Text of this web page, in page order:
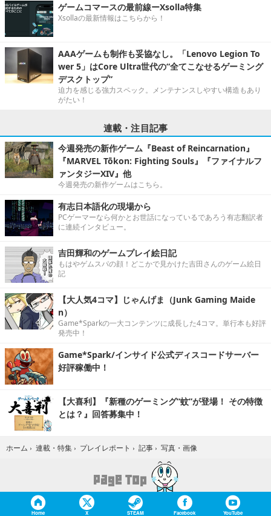
ゲームコマースの最前線ーXsolla特集
Xsollaの最新情報はこちらから！
AAAゲームも制作も妥協なし。「Lenovo Legion To
wer 5」はCore Ultra世代の“全てこなせるゲーミング
デスクトップ”
迫力を感じる強力スペック。メンテナンスしやすい構造もあり
がたい！
連載・注目記事
今週発売の新作ゲーム『Beast of Reincarnation』
『MARVEL Tōkon: Fighting Souls』『ファイナルフ
ァンタジーXIV』他
今週発売の新作ゲームはこちら。
有志日本語化の現場から
PCゲーマーなら何かとお世話になっているであろう有志翻訳者
に連続インタビュー。
吉田輝和のゲームプレイ絵日記
もはやゲムスパの顔！どこかで見かけた吉田さんのゲーム絵日
記
【大人気4コマ】じゃんげま（Junk Gaming Maide
n）
Game*Sparkの一大コンテンツに成長した4コマ。単行本も好評
発売中！
Game*Spark/インサイド公式ディスコードサーバー
好評稼働中！
【大喜利】『新種のゲーミング“蚊”が登場！ その特徴
とは？』回答募集中！
ホーム › 連載・特集 › プレイレポート › 記事 › 写真・画像
Home X STEAM Facebook YouTube